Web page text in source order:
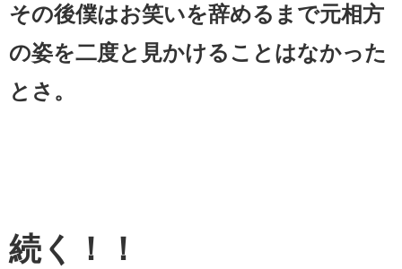
その後僕はお笑いを辞めるまで元相方
の姿を二度と見かけることはなかった
とさ。
続く！！